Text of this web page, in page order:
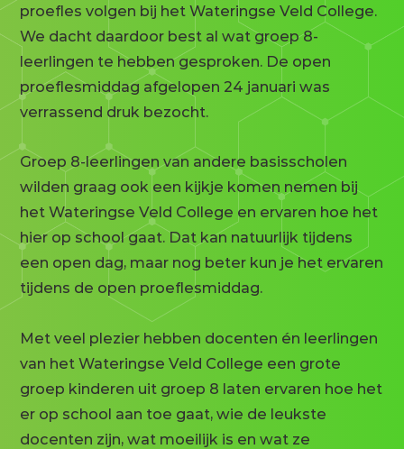
proefles volgen bij het Wateringse Veld College.
We dacht daardoor best al wat groep 8-
leerlingen te hebben gesproken. De open
proeflesmiddag afgelopen 24 januari was
verrassend druk bezocht.
Groep 8-leerlingen van andere basisscholen
wilden graag ook een kijkje komen nemen bij
het Wateringse Veld College en ervaren hoe het
hier op school gaat. Dat kan natuurlijk tijdens
een open dag, maar nog beter kun je het ervaren
tijdens de open proeflesmiddag.
Met veel plezier hebben docenten én leerlingen
van het Wateringse Veld College een grote
groep kinderen uit groep 8 laten ervaren hoe het
er op school aan toe gaat, wie de leukste
docenten zijn, wat moeilijk is en wat ze